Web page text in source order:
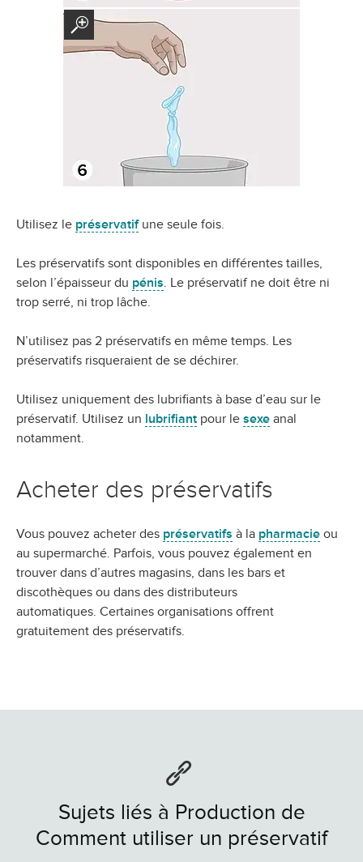
Utilisez le préservatifune seule fois.
Les préservatifs sont disponibles en différentes tailles,
selon l’épaisseur du pénis. Le préservatif ne doit être ni
trop serré, ni trop lâche.
N’utilisez pas 2 préservatifs en même temps. Les
préservatifs risqueraient de se déchirer.
Utilisez uniquement des lubrifiants à base d’eau sur le
préservatif. Utilisez un lubrifiant pour le sexe anal
notamment.
Acheter des préservatifs
Vous pouvez acheter des préservatifs à la pharmacie ou
au supermarché. Parfois, vous pouvez également en
trouver dans d’autres magasins, dans les bars et
discothèques ou dans des distributeurs
automatiques. Certaines organisations offrent
gratuitement des préservatifs.
Sujets liés à Production de
Comment utiliser un préservatif